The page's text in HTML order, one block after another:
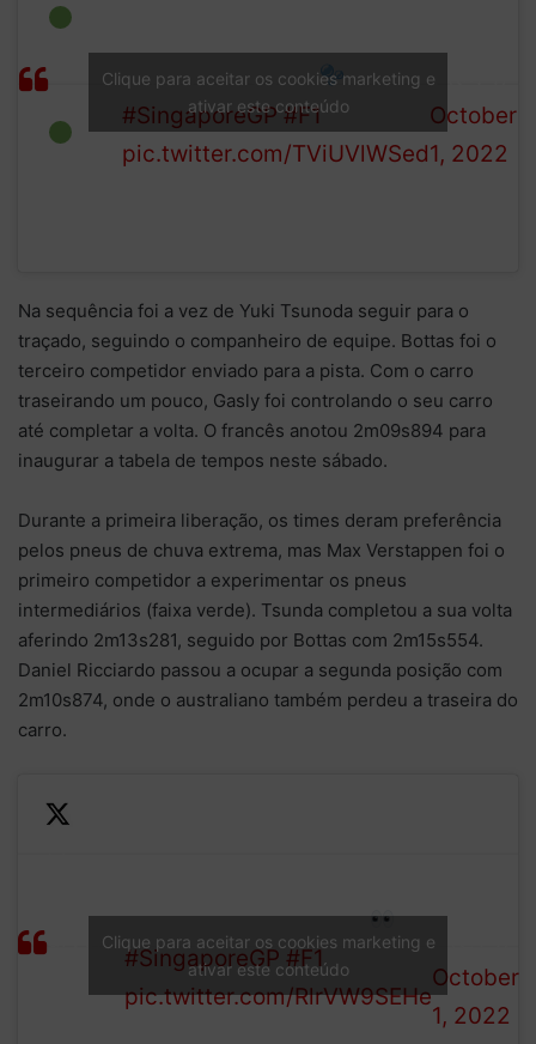
GREEN
Singapore streets
#SingaporeGP #F1
pic.twitter.com/TViUVlWSed
1 (@F1)
October
1, 2022
Clique para aceitar os cookies marketing e
ativar este conteúdo
Na sequência foi a vez de Yuki Tsunoda seguir para o
traçado, seguindo o companheiro de equipe. Bottas foi o
terceiro competidor enviado para a pista. Com o carro
traseirando um pouco, Gasly foi controlando o seu carro
até completar a volta. O francês anotou 2m09s894 para
inaugurar a tabela de tempos neste sábado.
Durante a primeira liberação, os times deram preferência
pelos pneus de chuva extrema, mas Max Verstappen foi o
primeiro competidor a experimentar os pneus
intermediários (faixa verde). Tsunda completou a sua volta
aferindo 2m13s281, seguido por Bottas com 2m15s554.
Daniel Ricciardo passou a ocupar a segunda posição com
2m10s874, onde o australiano também perdeu a traseira do
carro.
dryer
the intermediate tyres
#SingaporeGP #F1
pic.twitter.com/RlrVW9SEHe
1 (@F1)
October
1, 2022
Clique para aceitar os cookies marketing e
ativar este conteúdo